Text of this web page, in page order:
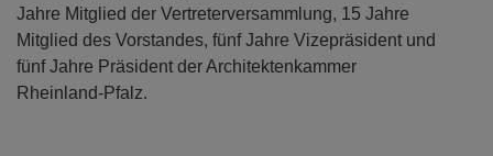
Jahre Mitglied der Vertreterversammlung, 15 Jahre
Mitglied des Vorstandes, fünf Jahre Vizepräsident und
fünf Jahre Präsident der Architektenkammer
Rheinland-Pfalz.